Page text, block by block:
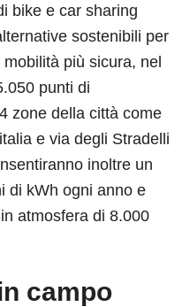
bike e car sharing
sostenibili per
più sicura, nel
punti di
zone della città come
e via degli Stradelli
inoltre un
di kWh ogni anno e
atmosfera di 8.000
campo